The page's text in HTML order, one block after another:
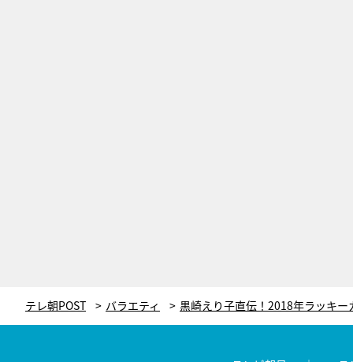
テレ朝POST バラエティ